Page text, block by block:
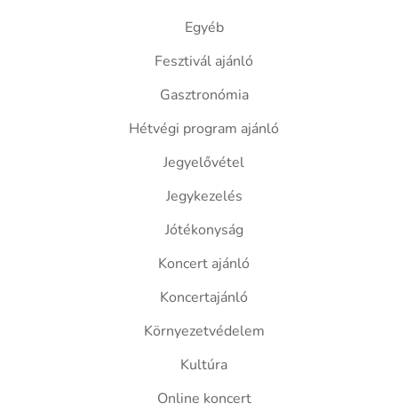
Egyéb
Fesztivál ajánló
Gasztronómia
Hétvégi program ajánló
Jegyelővétel
Jegykezelés
Jótékonyság
Koncert ajánló
Koncertajánló
Környezetvédelem
Kultúra
Online koncert